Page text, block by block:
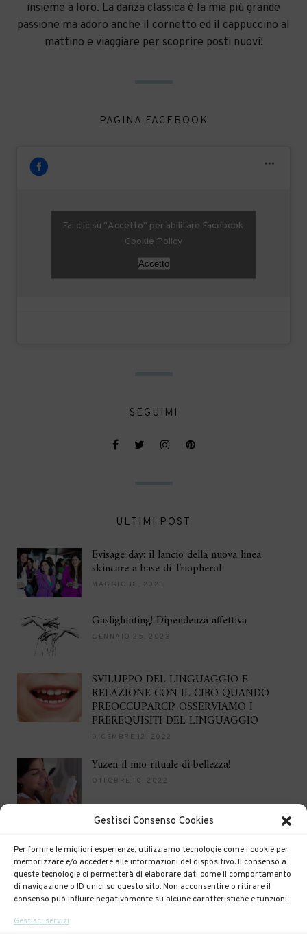
Gestisci Consenso Cookies
Per fornire le migliori esperienze, utilizziamo tecnologie come i cookie per
memorizzare e/o accedere alle informazioni del dispositivo. Il consenso a
queste tecnologie ci permetterà di elaborare dati come il comportamento
di navigazione o ID unici su questo sito. Non acconsentire o ritirare il
consenso può influire negativamente su alcune caratteristiche e funzioni.
Gestisci servizi
insieme a loro. La danza classica è la mia più grande
passione ma adoro anche il cornetto ed il cappuccino al
mattino e viaggiare per scoprire posti nuovi!
PAGINA FACEBOOK
Fai clic su "Accetto" per abilitare Facebook
Cookie Policy
Accetto
SEGUIMI
ULTIMI POST
Evisage day: il lancio della nuova linea
skincare a base di Triopherol
MAGGIO 18, 2023
Gaslighinting! Dipendenza affettiva
GENNAIO 25, 2023
SVILUPPO DEL LINGUAGGIO E
RELAZIONE CON IL CIBO QUANDO
PREOCCUPARCI? OSSERVIAMO I
PREREQUISITI DEL LINGUAGGIO
DICEMBRE 12, 2022
Yuzen il mio rituale di bellezza!
OTTOBRE 10, 2022
DICEMBRE 16, 2021